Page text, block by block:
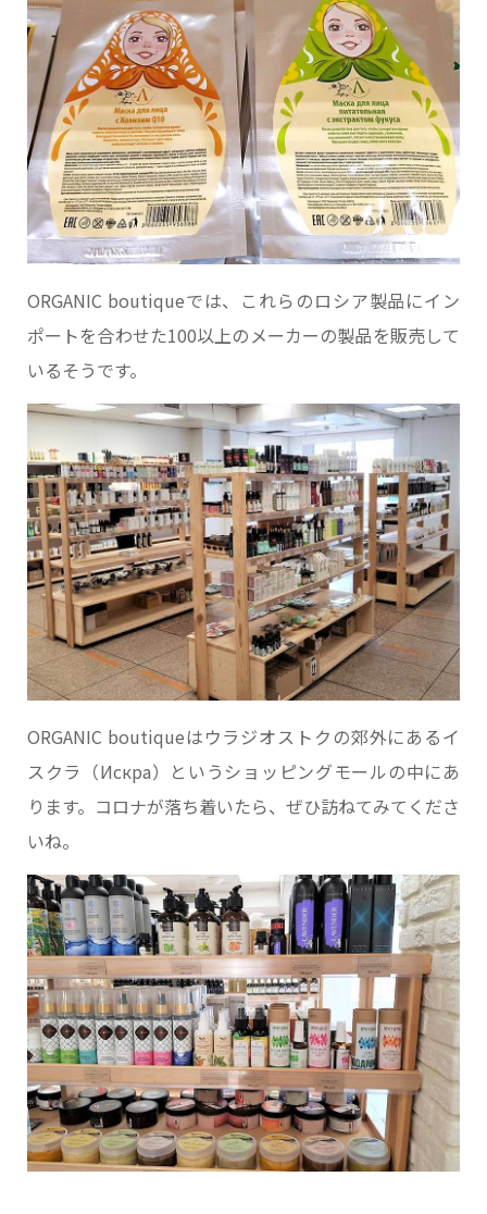
ORGANIC boutiqueでは、これらのロシア製品にイン
ポートを合わせた100以上のメーカーの製品を販売して
いるそうです。
ORGANIC boutiqueはウラジオストクの郊外にあるイ
スクラ（Искра）というショッピングモールの中にあ
ります。コロナが落ち着いたら、ぜひ訪ねてみてくださ
いね。